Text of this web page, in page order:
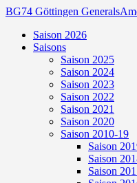
BG74 Göttingen Generals
Saison 2026
Saisons
Saison 2025
Saison 2024
Saison 2023
Saison 2022
Saison 2021
Saison 2020
Saison 2010-19
Saison
Saison
Saison